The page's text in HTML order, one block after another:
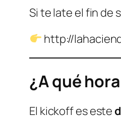
Si te late el fin de
http://
¿A qué
El kickoff es este